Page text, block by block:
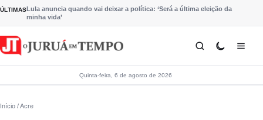
Pular para o conteúdo
ÚLTIMASLula anuncia quando vai deixar a política: ‘Será a última eleição da
minha vida’
Quinta-feira, 6 de agosto de 2026
Início / Acre